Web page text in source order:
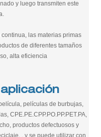
y luego transmiten este
las materias primas
de diferentes tamaños
alta eficiencia
películas de burbujas,
CPE.PE.CPP.PO.PP.PET.PA,
productos defectuosos y